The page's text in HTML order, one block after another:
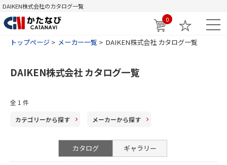
DAIKEN株式会社のカタログ一覧
0
トップページ メーカー一覧 DAIKEN株式会社 カタログ一覧
DAIKEN株式会社 カタログ一覧
全 1 件
カテゴリーから探す メーカーから探す
カタログ ギャラリー